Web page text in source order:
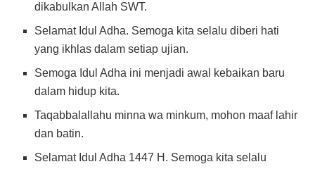
dikabulkan Allah SWT.
Selamat Idul Adha. Semoga kita selalu diberi hati
yang ikhlas dalam setiap ujian.
Semoga Idul Adha ini menjadi awal kebaikan baru
dalam hidup kita.
Taqabbalallahu minna wa minkum, mohon maaf lahir
dan batin.
Selamat Idul Adha 1447 H. Semoga kita selalu